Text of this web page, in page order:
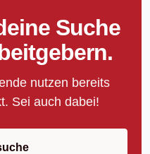
Suche
nutzen bereits
Sei auch dabei!